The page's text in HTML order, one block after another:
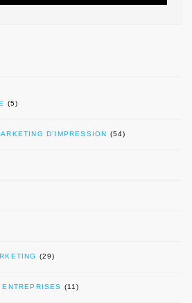
(5)
D’IMPRESSION (54)
(29)
(11)